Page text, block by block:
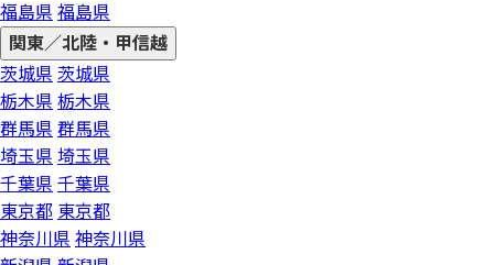
福島県 福島県
関東／北陸・甲信越
茨城県 茨城県
栃木県 栃木県
群馬県 群馬県
埼玉県 埼玉県
千葉県 千葉県
東京都 東京都
神奈川県 神奈川県